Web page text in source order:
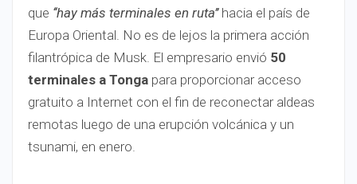
que ‘‘hay más terminales en ruta’’hacia el país de
Europa Oriental. No es de lejos la primera acción
filantrópica de Musk. El empresario envió 50
terminales a Tonga para proporcionar acceso
gratuito a Internet con el fin de reconectar aldeas
remotas luego de una erupción volcánica y un
tsunami, en enero.